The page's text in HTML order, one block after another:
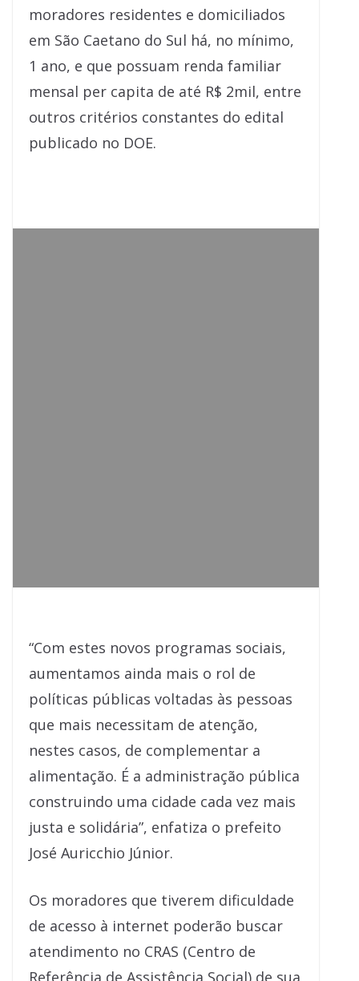
moradores residentes e domiciliados
em São Caetano do Sul há, no mínimo,
1 ano, e que possuam renda familiar
mensal per capita de até R$ 2mil, entre
outros critérios constantes do edital
publicado no DOE.
“Com estes novos programas sociais,
aumentamos ainda mais o rol de
políticas públicas voltadas às pessoas
que mais necessitam de atenção,
nestes casos, de complementar a
alimentação. É a administração pública
construindo uma cidade cada vez mais
justa e solidária”, enfatiza o prefeito
José Auricchio Júnior.
Os moradores que tiverem dificuldade
de acesso à internet poderão buscar
atendimento no CRAS (Centro de